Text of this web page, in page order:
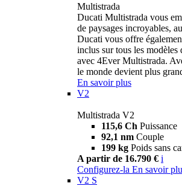
Multistrada
Ducati Multistrada vous
de paysages incroyables,
Ducati vous offre
inclus sur tous les modèles
avec 4Ever Multistrada.
le monde devient plus
En savoir plus
V2
Multistrada V2
115,6 Ch Puissance
92,1 nm Couple
199 kg Poids sans
A partir de 16.790 € i
Configurez-la En savoir
V2 S